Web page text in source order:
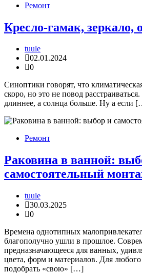
Ремонт
Кресло-гамак, зеркало,
tuule
02.01.2024
0
Синоптики говорят, что
скоро, но это не повод
длиннее, а солнца больше. Ну а если
Ремонт
Раковина в ванной:
самостоятельный
tuule
30.03.2025
0
Времена однотипных
благополучно ушли в прошлое.
предназначающееся для ванных,
цвета, форм и материалов. Для
подобрать «свою» […]